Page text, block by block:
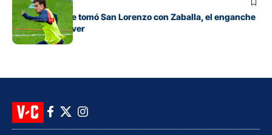
La decisión que tomó San Lorenzo con Zaballa, el enganche
que llegó de River